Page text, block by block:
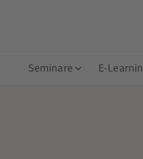
Seminare E-